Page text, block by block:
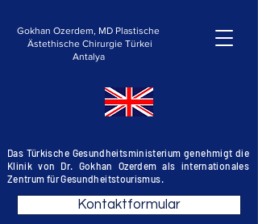
Gokhan Ozerdem, MD Plastische
Ästethische Chirurgie Türkei
Antalya
Das Türkische Gesundheitsministerium genehmigt die
Klinik von Dr. Gokhan Ozerdem als internationales
Zentrum für Gesundheitstourismus.
Kontaktformular